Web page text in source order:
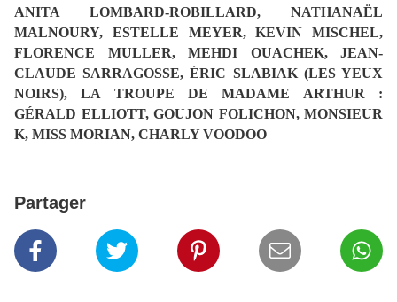
ANITA LOMBARD-ROBILLARD, NATHANAËL
MALNOURY, ESTELLE MEYER, KEVIN MISCHEL,
FLORENCE MULLER, MEHDI OUACHEK, JEAN-
CLAUDE SARRAGOSSE, ÉRIC SLABIAK (LES YEUX
NOIRS), LA TROUPE DE MADAME ARTHUR :
GÉRALD ELLIOTT, GOUJON FOLICHON, MONSIEUR
K, MISS MORIAN, CHARLY VOODOO
Partager